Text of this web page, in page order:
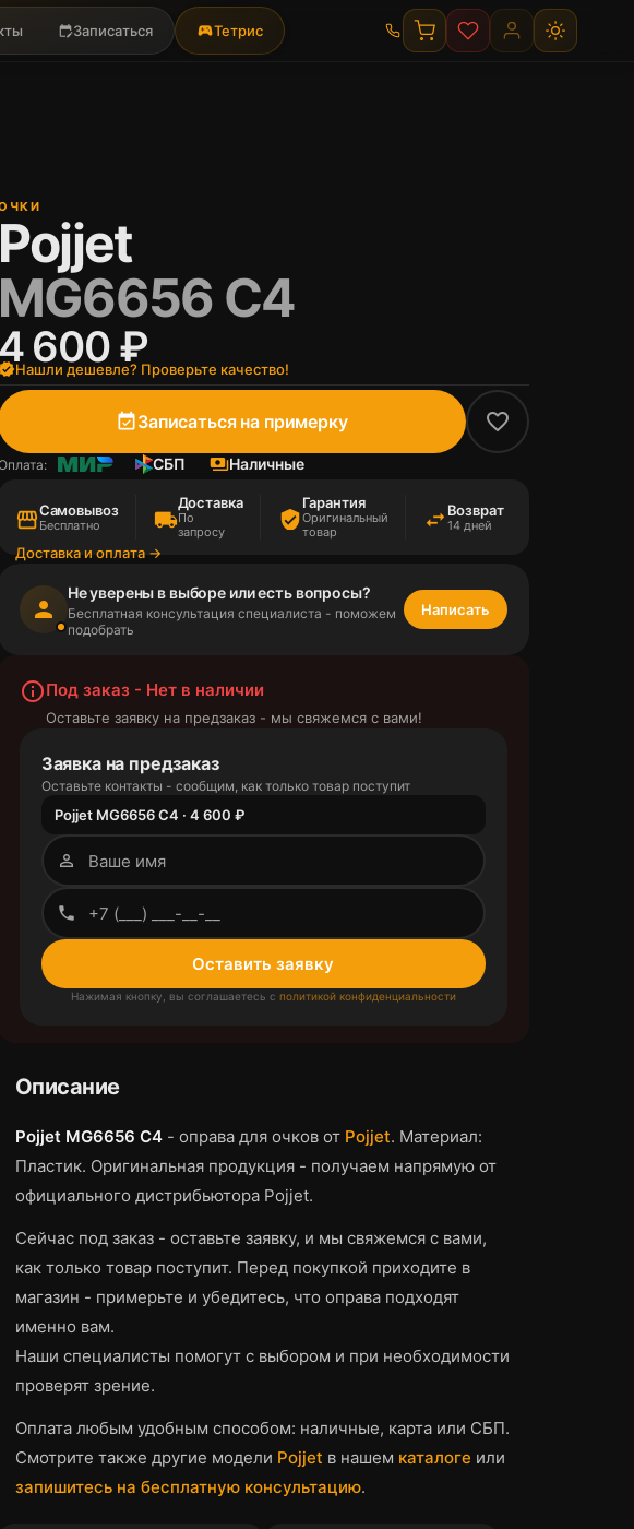
edit_calendarЗаписаться sports_esportsТетрис
Pojjet
MG6656 C4
4 600 ₽
verifiedНашли дешевле? Проверьте качество!
event_availableЗаписаться на примерку favorite_border
СБП paymentsНаличные
storefrontСамовывоз
Бесплатно local_shipping
Доставка
По
запросу
verified_user
Гарантия
Оригинальный
товар
swap_horiz Возврат
14 дней
Доставка и оплата →
person
Не уверены в выборе или есть вопросы?
Бесплатная консультация специалиста - поможем
подобрать
Написать
info_outlineПод заказ - Нет в наличии
Оставьте заявку на предзаказ - мы свяжемся с вами!
Заявка на предзаказ
Оставьте контакты - сообщим, как только товар поступит
Pojjet MG6656 C4 · 4 600 ₽
person_outline
phone_outlined
Оставить заявку
Нажимая кнопку, вы соглашаетесь с политикой конфиденциальности
Описание
Pojjet MG6656 C4- оправа для очковот Pojjet. Материал:
Пластик. Оригинальная продукция - получаем напрямую от
официального дистрибьютора Pojjet.
Сейчас под заказ - оставьте заявку, и мы свяжемся с вами,
как только товар поступит. Перед покупкой приходите в
магазин - примерьте и убедитесь, что оправаподходят
именно вам.
Наши специалисты помогут с выбором и при необходимости
проверят зрение.
Оплата любым удобным способом: наличные, карта или СБП.
Смотрите также другие модели Pojjet в нашем каталоге или
запишитесь на бесплатную консультацию.